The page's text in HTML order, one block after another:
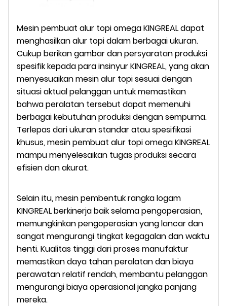
Mesin pembuat alur topi omega KINGREAL dapat
menghasilkan alur topi dalam berbagai ukuran.
Cukup berikan gambar dan persyaratan produksi
spesifik kepada para insinyur KINGREAL, yang akan
menyesuaikan mesin alur topi sesuai dengan
situasi aktual pelanggan untuk memastikan
bahwa peralatan tersebut dapat memenuhi
berbagai kebutuhan produksi dengan sempurna.
Terlepas dari ukuran standar atau spesifikasi
khusus, mesin pembuat alur topi omega KINGREAL
mampu menyelesaikan tugas produksi secara
efisien dan akurat.
Selain itu, mesin pembentuk rangka logam
KINGREAL berkinerja baik selama pengoperasian,
memungkinkan pengoperasian yang lancar dan
sangat mengurangi tingkat kegagalan dan waktu
henti. Kualitas tinggi dari proses manufaktur
memastikan daya tahan peralatan dan biaya
perawatan relatif rendah, membantu pelanggan
mengurangi biaya operasional jangka panjang
mereka.